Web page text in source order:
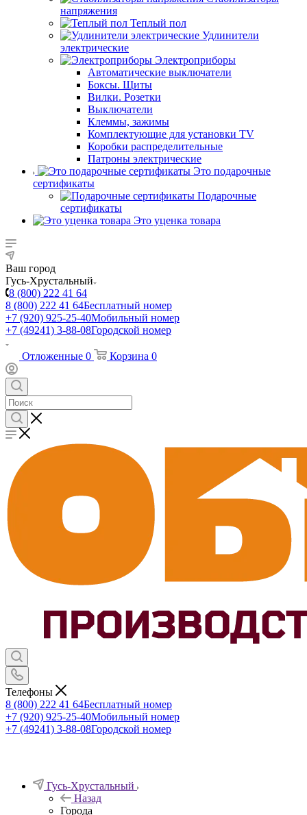
напряжения
Теплый пол
Удлинители
электрические
Электроприборы
Автоматические выключатели
Боксы. Щиты
Вилки. Розетки
Выключатели
Клеммы, зажимы
Комплектующие для установки TV
Коробки распределительные
Патроны электрические
Это подарочные
сертификаты
Подарочные
сертификаты
Это уценка товара
Ваш город
Гусь-Хрустальный
8 (800) 222 41 64
8 (800) 222 41 64Бесплатный номер
+7 (920) 925-25-40Мобильный номер
+7 (49241) 3-88-08Городской номер
Отложенные 0 Корзина 0
Телефоны
8 (800) 222 41 64Бесплатный номер
+7 (920) 925-25-40Мобильный номер
+7 (49241) 3-88-08Городской номер
Гусь-Хрустальный
Назад
Города